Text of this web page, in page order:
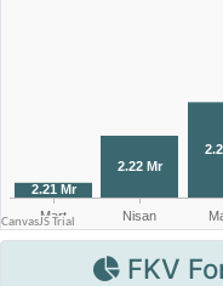
FKV